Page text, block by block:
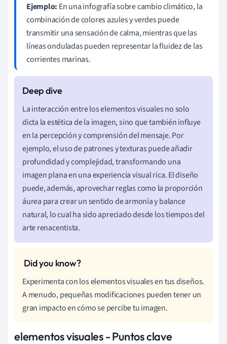
Ejemplo: En una infografía sobre cambio climático, la
combinación de colores azules y verdes puede
transmitir una sensación de calma, mientras que las
líneas onduladas pueden representar la fluidez de las
corrientes marinas.
La interacción entre los elementos visuales no solo
dicta la estética de la imagen, sino que también influye
en la percepción y comprensión del mensaje. Por
ejemplo, el uso de patrones y texturas puede añadir
profundidad y complejidad, transformando una
imagen plana en una experiencia visual rica. El diseño
puede, además, aprovechar reglas como la proporción
áurea para crear un sentido de armonía y balance
natural, lo cual ha sido apreciado desde los tiempos del
arte renacentista.
Experimenta con los elementos visuales en tus diseños.
A menudo, pequeñas modificaciones pueden tener un
gran impacto en cómo se percibe tu imagen.
elementos visuales - Puntos clave